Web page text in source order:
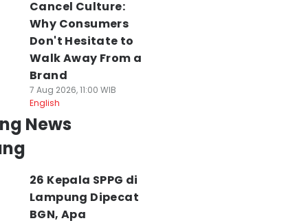
Cancel Culture:
Why Consumers
Don't Hesitate to
Walk Away From a
Brand
7 Aug 2026, 11:00 WIB
English
News
26 Kepala SPPG di
Lampung Dipecat
BGN, Apa